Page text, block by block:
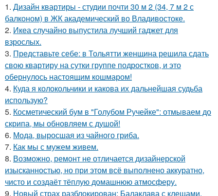
1. Дизайн квартиры - студии почти 30 м 2 (34, 7 м 2 с
балконом) в ЖК академический во Владивостоке.
2. Икеа случайно выпустила лучший гаджет для
взрослых.
3. Представьте себе: в Тольятти женщина решила сдать
свою квартиру на сутки группе подростков, и это
обернулось настоящим кошмаром!
4. Куда я колокольчики и какова их дальнейшая судьба
использую?
5. Косметический бум в "Голубом Ручейке": отмываем до
скрипа, мы обновляем с душой!
6. Мода, выросшая из чайного гриба.
7. Как мы с мужем живем.
8. Возможно, ремонт не отличается дизайнерской
изысканностью, но при этом всё выполнено аккуратно,
чисто и создаёт тёплую домашнюю атмосферу.
9. Новый страх разблокирован: Балаклава с клещами.